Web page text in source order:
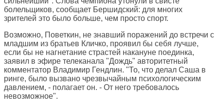
болельщиков, сообщает Бершидский: для многих
зрителей это было больше, чем просто спорт.
Возможно, Поветкин, не знавший поражений до встречи с
младшим из братьев Кличко, проявил бы себя лучше,
если бы не нагнетание страстей накануне поединка,
заявил в эфире телеканала "Дождь" авторитетный
комментатор Владимир Гендлин. "То, что делал Саша в
ринге, было вызвано чрезвычайным психологическим
давлением, - полагает он. - От него требовалось
невозможное".